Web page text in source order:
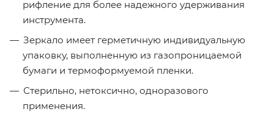
рифление для более надежного удерживания
инструмента.
Зеркало имеет герметичную индивидуальную
упаковку, выполненную из газопроницаемой
бумаги и термоформуемой пленки.
Стерильно, нетоксично, одноразового
применения.